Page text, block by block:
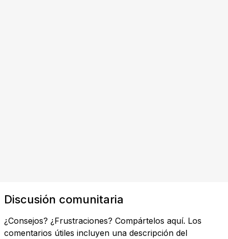
Discusión comunitaria
¿Consejos? ¿Frustraciones? Compártelos aquí. Los
comentarios útiles incluyen una descripción del